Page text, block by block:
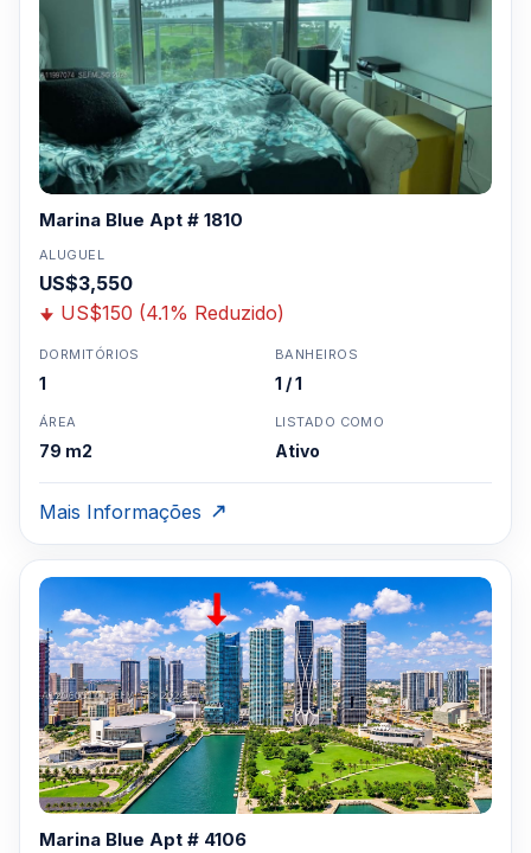
Marina Blue Apt # 1810
ALUGUEL
US$3,550
US$150 (4.1% Reduzido)
DORMITÓRIOS
1
BANHEIROS
1 / 1
ÁREA
79 m2
LISTADO COMO
Ativo
Mais Informações
Marina Blue Apt # 4106